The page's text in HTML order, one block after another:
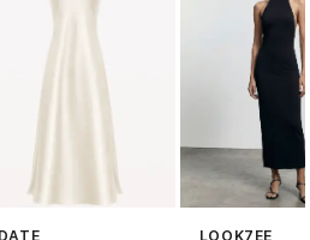
DATE LOOK7EE